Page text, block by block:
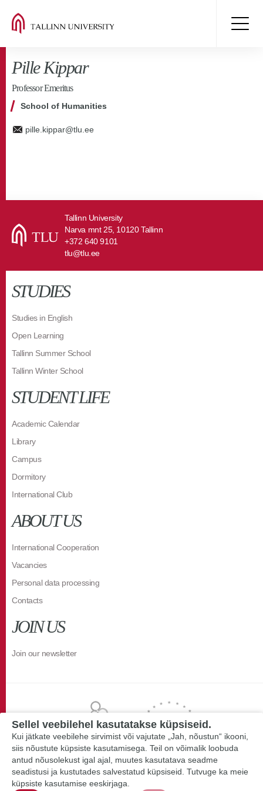
Pille Kippar
Professor Emeritus
School of Humanities
pille.kippar@tlu.ee
Tallinn University
Narva mnt 25, 10120 Tallinn
+372 640 9101
tlu@tlu.ee
STUDIES
Studies in English
Open Learning
Tallinn Summer School
Tallinn Winter School
STUDENT LIFE
Academic Calendar
Library
Campus
Dormitory
International Club
ABOUT US
International Cooperation
Vacancies
Personal data processing
Contacts
JOIN US
Join our newsletter
Sellel veebilehel kasutatakse küpsiseid.
Kui jätkate veebilehe sirvimist või vajutate „Jah, nõustun“ ikooni,
siis nõustute küpsiste kasutamisega. Teil on võimalik loobuda
antud nõusolekust igal ajal, muutes kasutatava seadme
seadistusi ja kustutades salvestatud küpsiseid. Tutvuge ka meie
küpsiste kasutamise eeskirjaga.